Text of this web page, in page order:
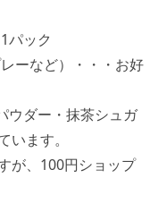
パック
ーなど）・・・お好
ウダー・抹茶シュガ
ます。
が、100円ショップ